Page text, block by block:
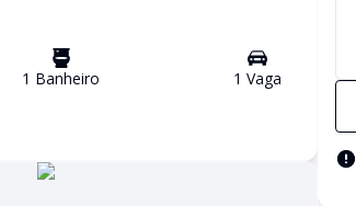
1 Banheiro 1 Vaga